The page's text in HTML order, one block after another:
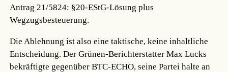
Antrag 21/5824: §20-EStG-Lösung plus
Wegzugsbesteuerung.
Die Ablehnung ist also eine taktische, keine inhaltliche
Entscheidung. Der Grünen-Berichterstatter Max Lucks
bekräftigte gegenüber BTC-ECHO, seine Partei halte an